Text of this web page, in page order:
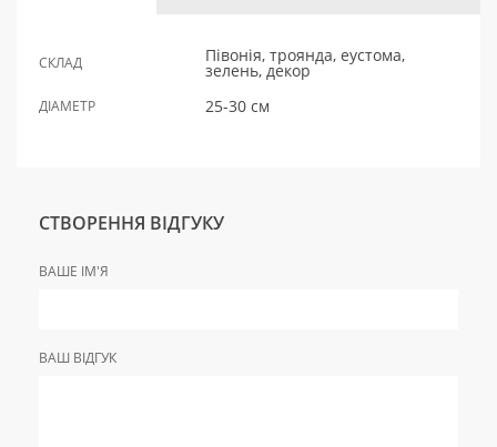
СКЛАД Півонія, троянда, еустома,
зелень, декор
ДІАМЕТР 25-30 см
СТВОРЕННЯ ВІДГУКУ
ВАШЕ ІМ'Я
ВАШ ВІДГУК